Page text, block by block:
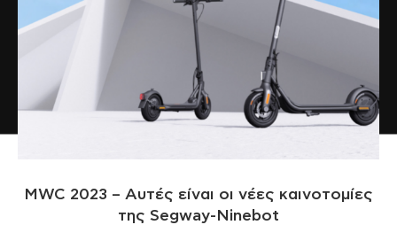
MWC 2023 – Αυτές είναι οι νέες καινοτομίες
της Segway-Ninebot